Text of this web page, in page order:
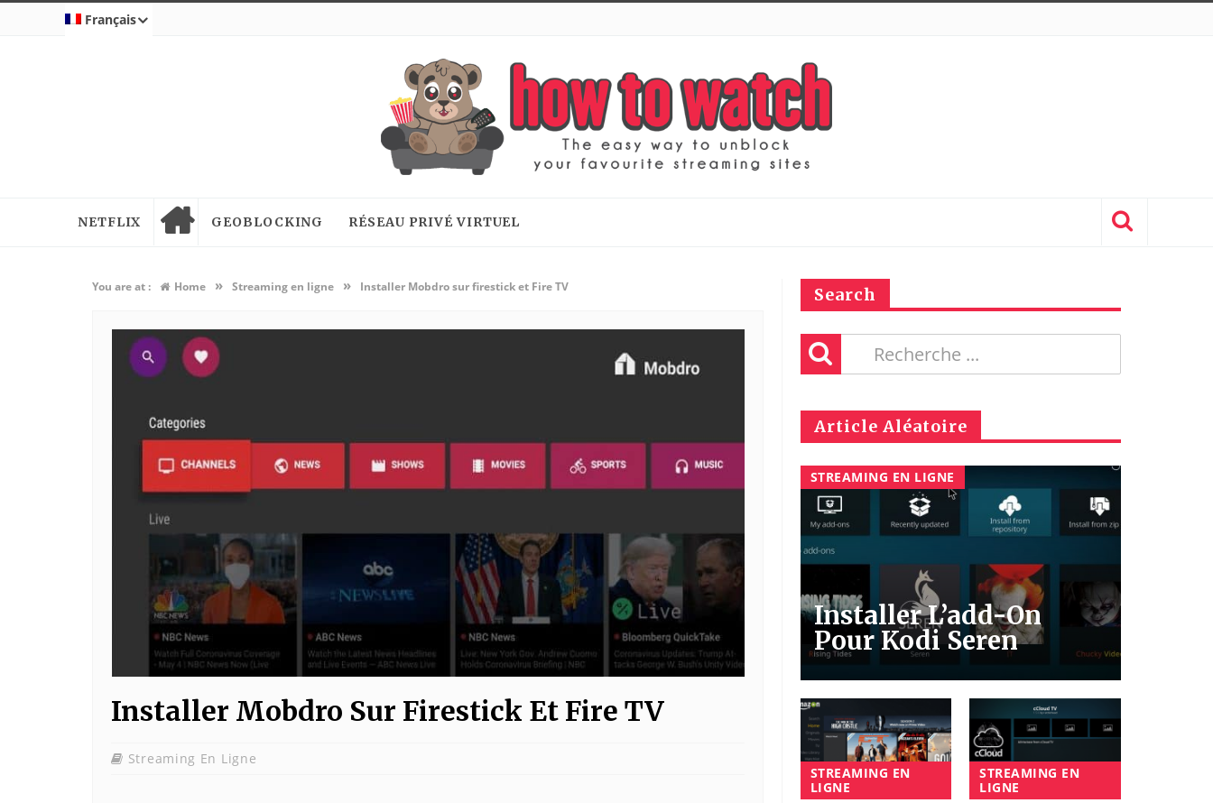
Français
NETFLIX GEOBLOCKING RÉSEAU PRIVÉ VIRTUEL
You are at : Home » Streaming en ligne » Installer Mobdro sur firestick et Fire TV
Installer Mobdro Sur Firestick Et Fire TV
Streaming En Ligne
Search
Article Aléatoire
STREAMING EN LIGNE
Installer L’add-On
Pour Kodi Seren
STREAMING EN
LIGNE
STREAMING EN
LIGNE